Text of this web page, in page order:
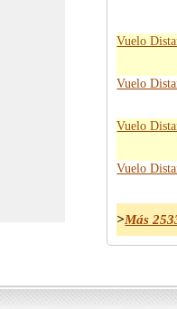
Vuelo
Vuelo
Vuelo
Vuelo
>Más